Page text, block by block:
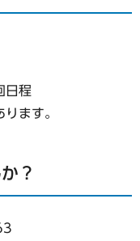
日程
ます。
？